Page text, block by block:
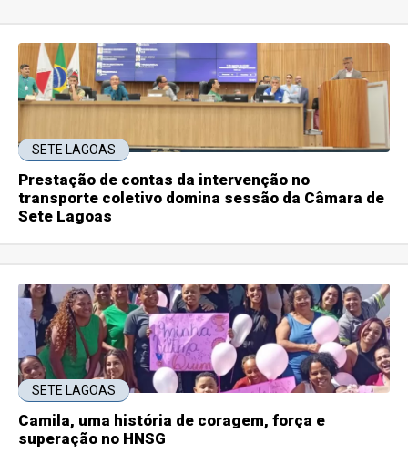
SETE LAGOAS
Prestação de contas da intervenção no
transporte coletivo domina sessão da Câmara de
Sete Lagoas
SETE LAGOAS
Camila, uma história de coragem, força e
superação no HNSG